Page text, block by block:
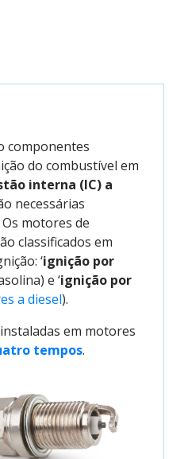
componentes
do combustível em
interna (IC) a
necessárias
Os motores de
classificados em
‘ignição por
e ‘ignição por
a diesel).
em motores
tempos.